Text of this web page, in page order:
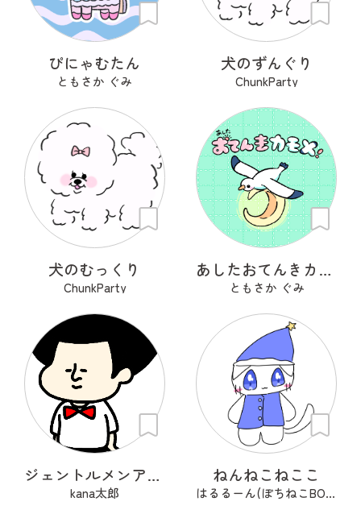
ぴにゃむたん
ともさか ぐみ
犬のずんぐり
ChunkParty
犬のむっくり
ChunkParty
あしたおてんきカモメ
ともさか ぐみ
ジェントルメンアフロ🦱
kana太郎
ねんねこねここ
はるるーん(ぽちねこBOOKS)